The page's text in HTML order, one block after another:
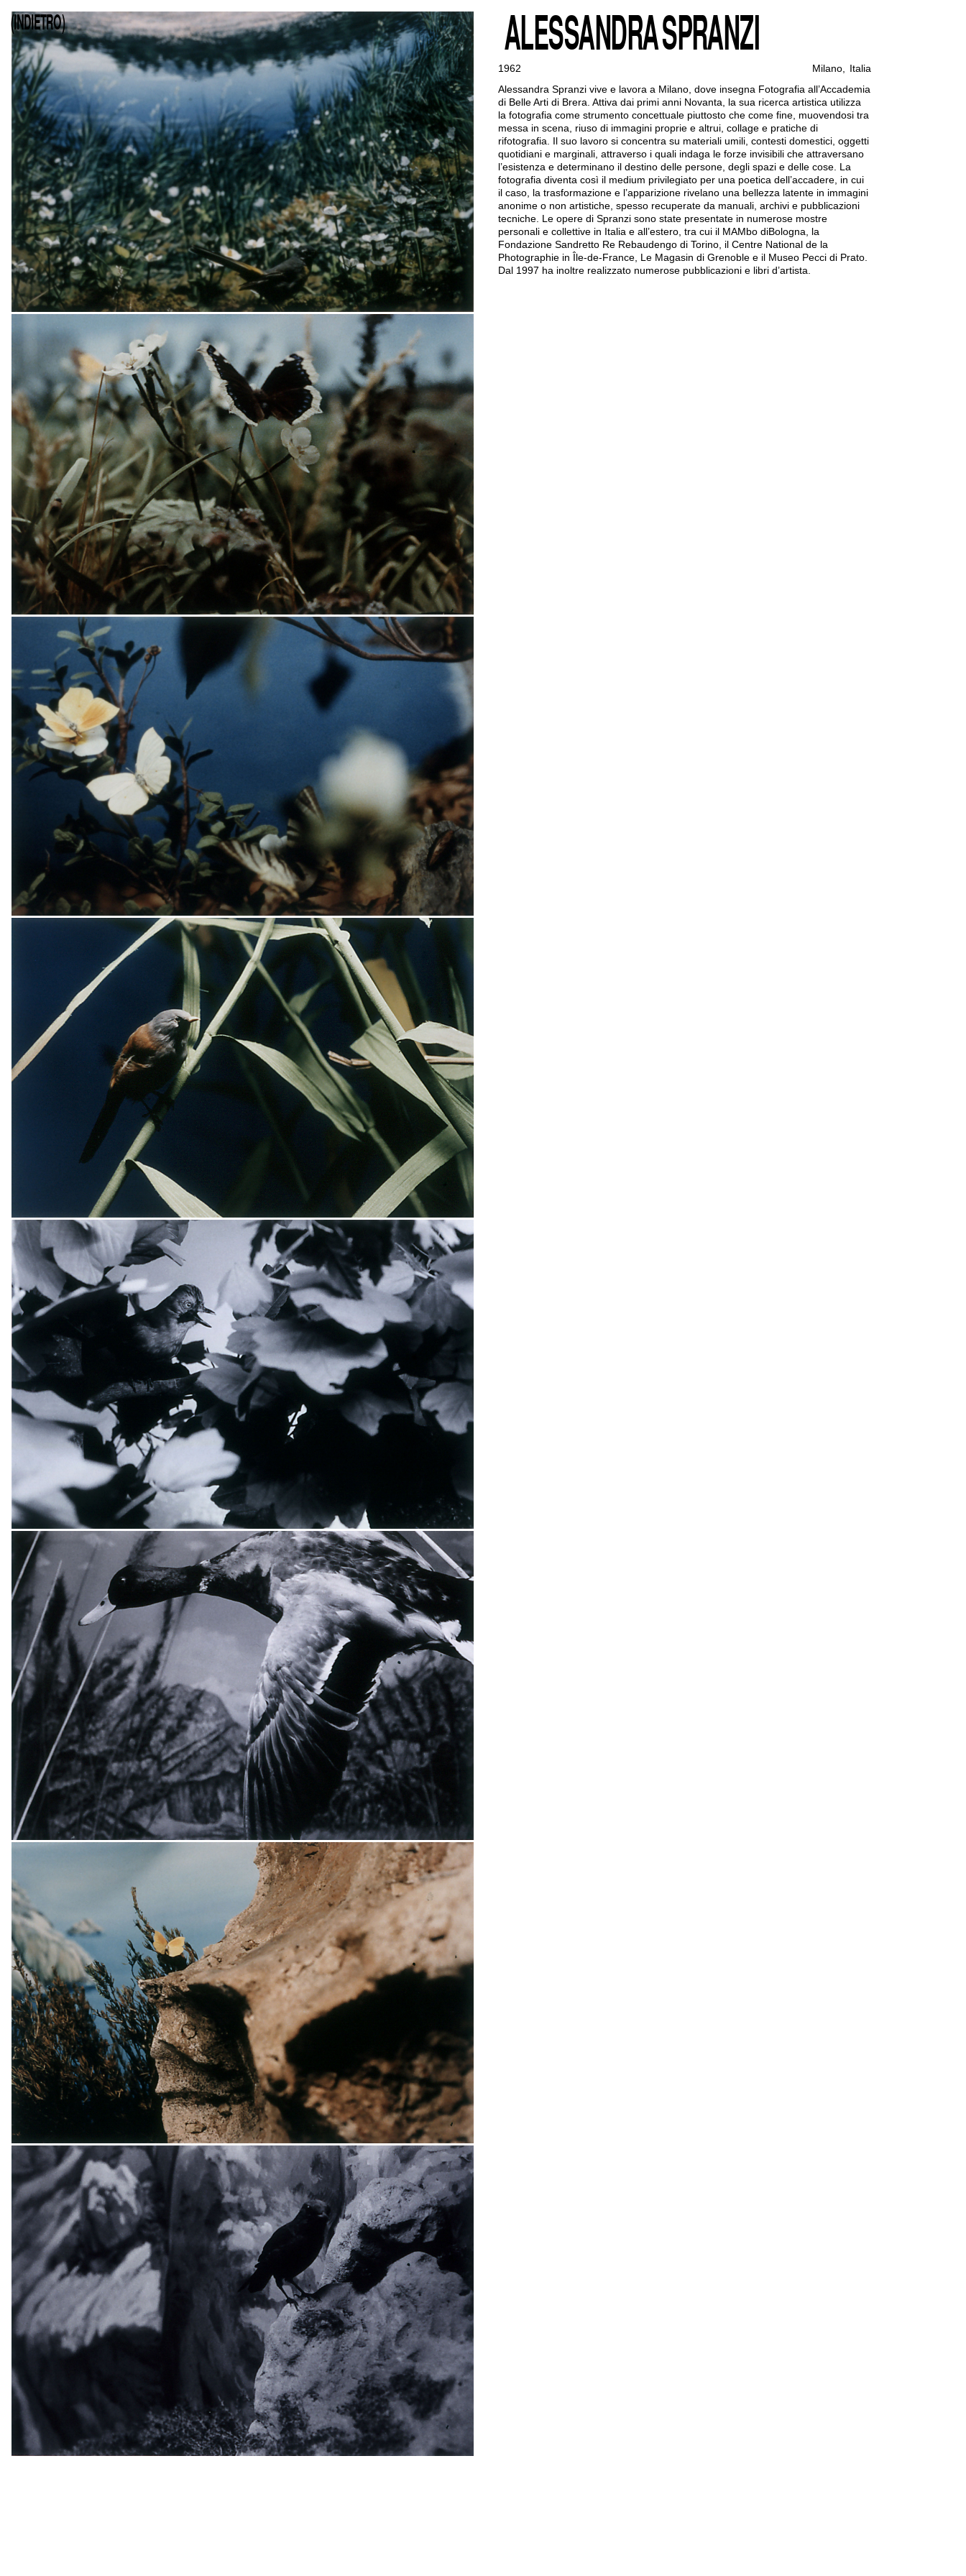
(INDIETRO) ALESSANDRA SPRANZI
1962 Milano,
Italia
Alessandra Spranzi vive e lavora a Milano, dove insegna Fotografia all’Accademia
di Belle Arti di Brera. Attiva dai primi anni Novanta, la sua ricerca artistica utilizza
la fotografia come strumento concettuale piuttosto che come fine, muovendosi tra
messa in scena, riuso di immagini proprie e altrui, collage e pratiche di
rifotografia. Il suo lavoro si concentra su materiali umili, contesti domestici, oggetti
quotidiani e marginali, attraverso i quali indaga le forze invisibili che attraversano
l’esistenza e determinano il destino delle persone, degli spazi e delle cose. La
fotografia diventa così il medium privilegiato per una poetica dell’accadere, in cui
il caso, la trasformazione e l’apparizione rivelano una bellezza latente in immagini
anonime o non artistiche, spesso recuperate da manuali, archivi e pubblicazioni
tecniche. Le opere di Spranzi sono state presentate in numerose mostre
personali e collettive in Italia e all’estero, tra cui il MAMbo diBologna, la
Fondazione Sandretto Re Rebaudengo di Torino, il Centre National de la
Photographie in Île-de-France, Le Magasin di Grenoble e il Museo Pecci di Prato.
Dal 1997 ha inoltre realizzato numerose pubblicazioni e libri d’artista.